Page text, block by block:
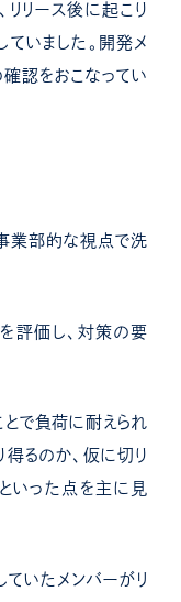
リース後に起こり
いました。開発メ
認をおこなってい
業部的な視点で洗
評価し、対策の要
とで負荷に耐えられ
るのか、仮に切り
いった点を主に見
いたメンバーがリ